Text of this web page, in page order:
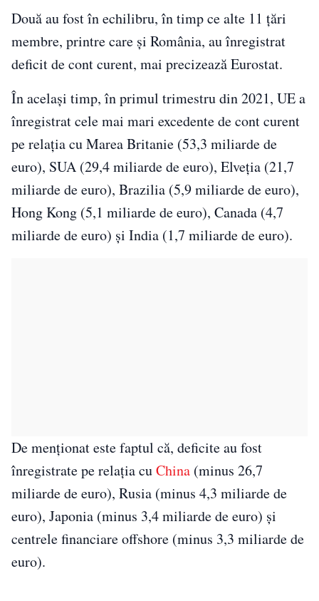
Două au fost în echilibru, în timp ce alte 11 ţări
membre, printre care şi România, au înregistrat
deficit de cont curent, mai precizează Eurostat.
În același timp, în primul trimestru din 2021, UE a
înregistrat cele mai mari excedente de cont curent
pe relaţia cu Marea Britanie (53,3 miliarde de
euro), SUA (29,4 miliarde de euro), Elveţia (21,7
miliarde de euro), Brazilia (5,9 miliarde de euro),
Hong Kong (5,1 miliarde de euro), Canada (4,7
miliarde de euro) şi India (1,7 miliarde de euro).
De menționat este faptul că, deficite au fost
înregistrate pe relaţia cuChina (minus 26,7
miliarde de euro), Rusia (minus 4,3 miliarde de
euro), Japonia (minus 3,4 miliarde de euro) şi
centrele financiare offshore (minus 3,3 miliarde de
euro).